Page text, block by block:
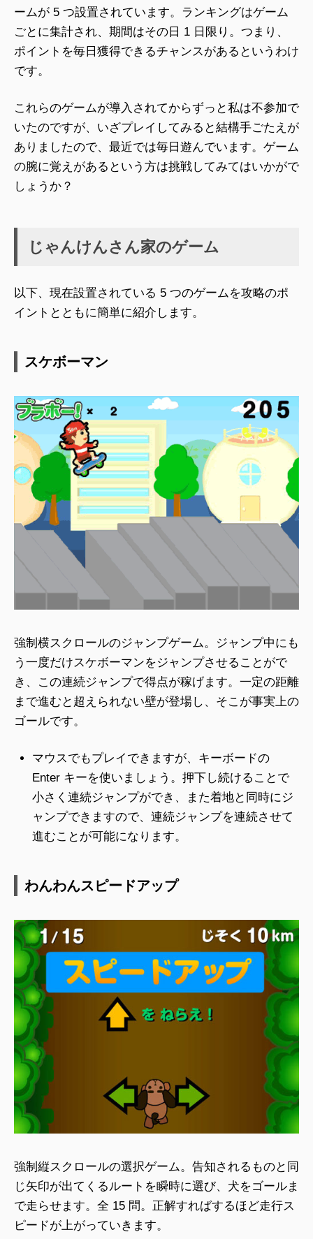
ームが 5 つ設置されています。ランキングはゲーム
ごとに集計され、期間はその日 1 日限り。つまり、
ポイントを毎日獲得できるチャンスがあるというわけ
です。
これらのゲームが導入されてからずっと私は不参加で
いたのですが、いざプレイしてみると結構手ごたえが
ありましたので、最近では毎日遊んでいます。ゲーム
の腕に覚えがあるという方は挑戦してみてはいかがで
しょうか？
じゃんけんさん家のゲーム
以下、現在設置されている 5 つのゲームを攻略のポ
イントとともに簡単に紹介します。
スケボーマン
強制横スクロールのジャンプゲーム。ジャンプ中にも
う一度だけスケボーマンをジャンプさせることがで
き、この連続ジャンプで得点が稼げます。一定の距離
まで進むと超えられない壁が登場し、そこが事実上の
ゴールです。
マウスでもプレイできますが、キーボードの
Enter キーを使いましょう。押下し続けることで
小さく連続ジャンプができ、また着地と同時にジ
ャンプできますので、連続ジャンプを連続させて
進むことが可能になります。
わんわんスピードアップ
強制縦スクロールの選択ゲーム。告知されるものと同
じ矢印が出てくるルートを瞬時に選び、犬をゴールま
で走らせます。全 15 問。正解すればするほど走行ス
ピードが上がっていきます。